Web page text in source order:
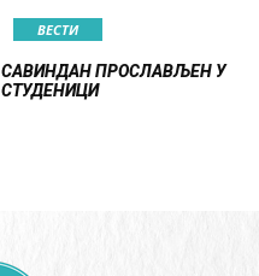
ВЕСТИ
САВИНДАН ПРОСЛАВЉЕН У
СТУДЕНИЦИ